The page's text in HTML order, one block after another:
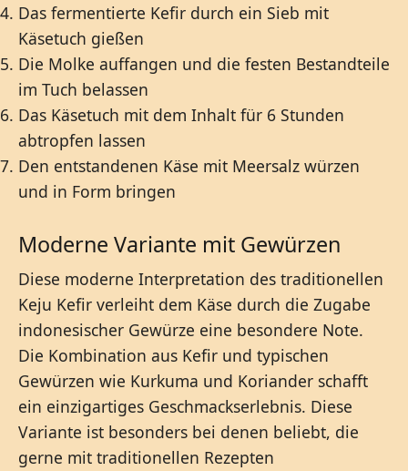
Das fermentierte Kefir durch ein Sieb mit
Käsetuch gießen
Die Molke auffangen und die festen Bestandteile
im Tuch belassen
Das Käsetuch mit dem Inhalt für 6 Stunden
abtropfen lassen
Den entstandenen Käse mit Meersalz würzen
und in Form bringen
Moderne Variante mit Gewürzen
Diese moderne Interpretation des traditionellen
Keju Kefir verleiht dem Käse durch die Zugabe
indonesischer Gewürze eine besondere Note.
Die Kombination aus Kefir und typischen
Gewürzen wie Kurkuma und Koriander schafft
ein einzigartiges Geschmackserlebnis. Diese
Variante ist besonders bei denen beliebt, die
gerne mit traditionellen Rezepten